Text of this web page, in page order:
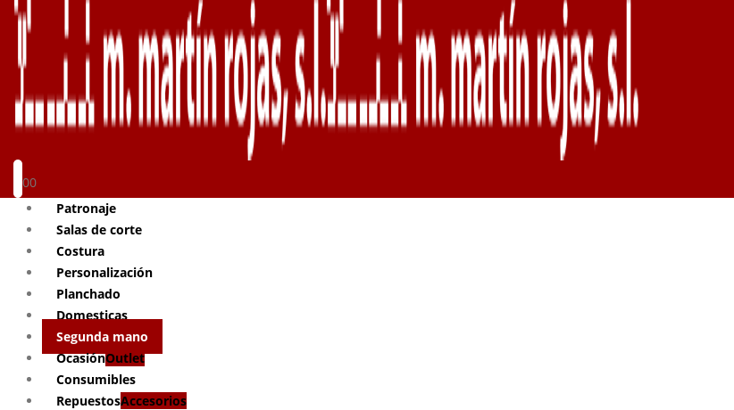
00
Patronaje
Salas de corte
Costura
Personalización
Planchado
Domesticas
Segunda mano
OcasiónOutlet
Consumibles
RepuestosAccesorios